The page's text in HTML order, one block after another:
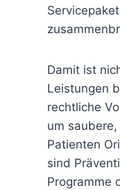
Damit ist
Leistungen
rechtliche
um
Patienten
sind
Programme